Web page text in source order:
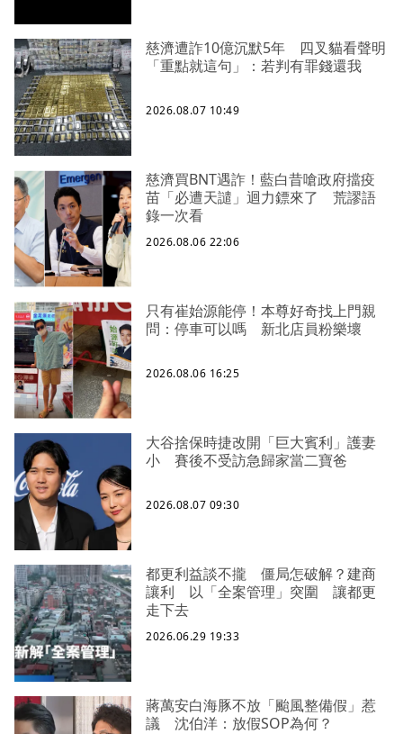
慈濟遭詐10億沉默5年 四叉貓看聲明
「重點就這句」：若判有罪錢還我
2026.08.07 10:49
慈濟買BNT遇詐！藍白昔嗆政府擋疫
苗「必遭天譴」迴力鏢來了 荒謬語
錄一次看
2026.08.06 22:06
只有崔始源能停！本尊好奇找上門親
問：停車可以嗎 新北店員粉樂壞
2026.08.06 16:25
大谷捨保時捷改開「巨大賓利」護妻
小 賽後不受訪急歸家當二寶爸
2026.08.07 09:30
都更利益談不攏 僵局怎破解？建商
讓利 以「全案管理」突圍 讓都更
走下去
2026.06.29 19:33
蔣萬安白海豚不放「颱風整備假」惹
議 沈伯洋：放假SOP為何？